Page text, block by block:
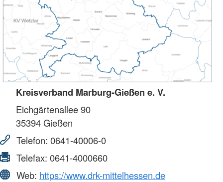
Kreisverband Marburg-Gießen e. V.
Eichgärtenallee 90
35394Gießen
Telefon: 0641-40006-0
Telefax: 0641-4000660
Web: https://www.drk-mittelhessen.de